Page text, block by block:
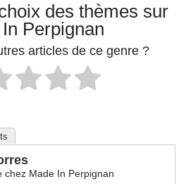
des thèmes sur
Perpignan
articles de ce genre ?
chez Made In Perpignan